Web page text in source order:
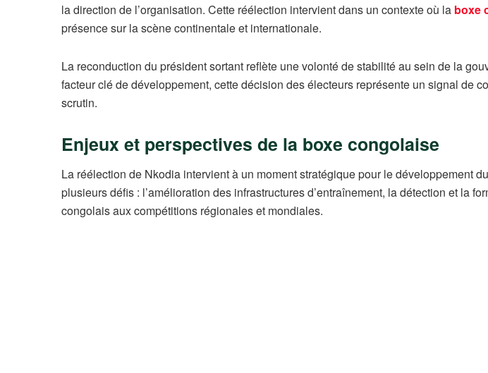
la direction de l’organisation. Cette réélection intervient dans un contexte où la boxe
présence sur la scène continentale et internationale.
La reconduction du président sortant reflète une volonté de stabilité au sein de la
facteur clé de développement, cette décision des électeurs représente un signal de
scrutin.
Enjeux et perspectives de la boxe congolaise
La réélection de Nkodia intervient à un moment stratégique pour le développement
plusieurs défis : l’amélioration des infrastructures d’entraînement, la détection et la
congolais aux compétitions régionales et mondiales.